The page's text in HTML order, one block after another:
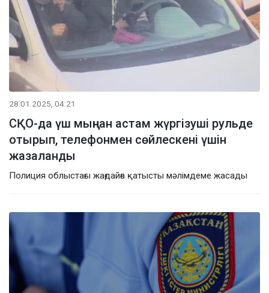
28.01.2025, 04:21
СҚО-да үш мыңнан астам жүргізуші рульде
отырып, телефонмен сөйлескені үшін
жазаланды
Полиция облыстағы жағдайға қатысты мәлімдеме жасады